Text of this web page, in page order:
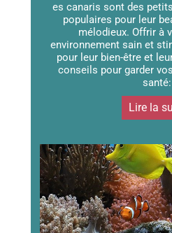
es canaris sont des
populaires pour leur
mélodieux. Offrir à
environnement sain et
pour leur bien-être et
conseils pour garder
santé:
Lire la